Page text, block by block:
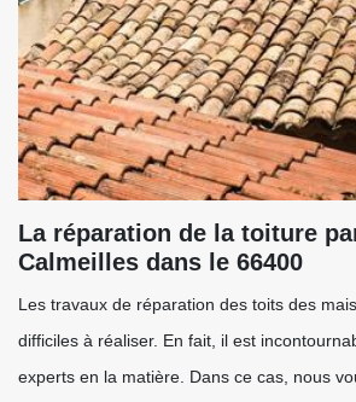
La réparation de la toiture
Calmeilles dans le 66400
Les travaux de réparation des toits des
difficiles à réaliser. En fait, il est
experts en la matière. Dans ce cas, nous